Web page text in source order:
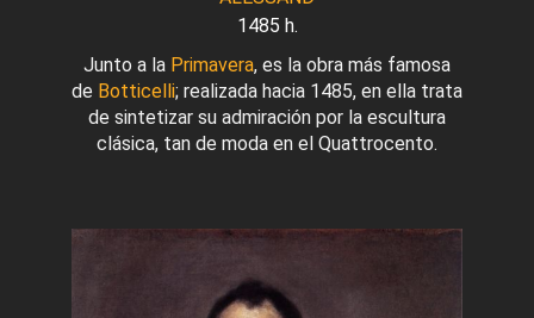
1485 h.
Junto a la Primavera, es la obra más famosa
de Botticelli; realizada hacia 1485, en ella trata
de sintetizar su admiración por la escultura
clásica, tan de moda en el Quattrocento.